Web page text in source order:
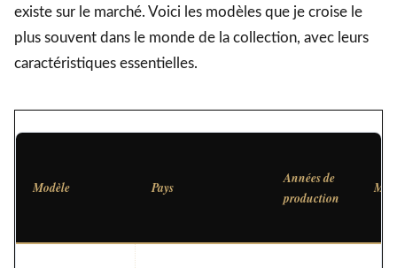
existe sur le marché. Voici les modèles que je croise le
plus souvent dans le monde de la collection, avec leurs
caractéristiques essentielles.
Modèle Pays
Années de
production